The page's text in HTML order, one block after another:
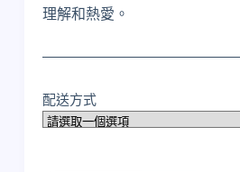
理解和熱愛。
配送方式